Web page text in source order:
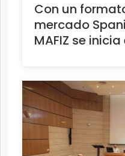
Con un
mercado
MAFIZ se